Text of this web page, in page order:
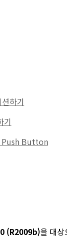
하기
기
Push Button
(R2009b)을 대